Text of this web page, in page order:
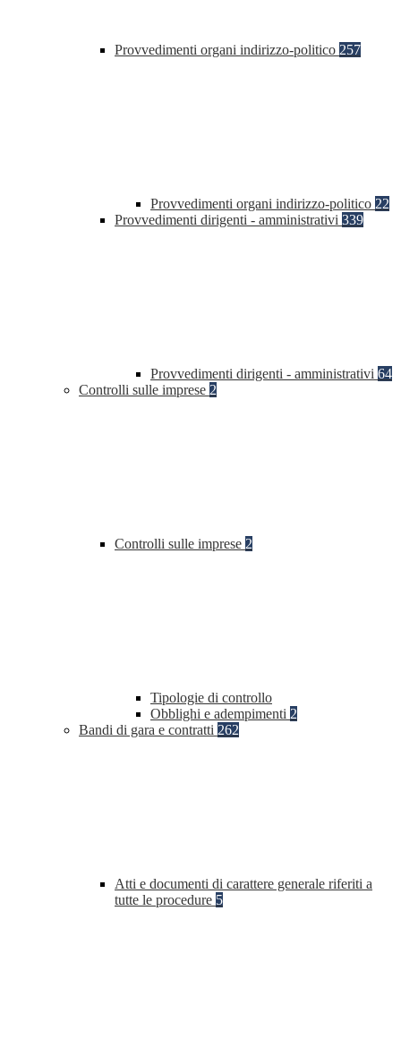
Provvedimenti organi indirizzo-politico 257
Provvedimenti organi indirizzo-politico 22
Provvedimenti dirigenti - amministrativi 339
Provvedimenti dirigenti - amministrativi 64
Controlli sulle imprese 2
Controlli sulle imprese 2
Tipologie di controllo
Obblighi e adempimenti 2
Bandi di gara e contratti 262
Atti e documenti di carattere generale riferiti a
tutte le procedure 5